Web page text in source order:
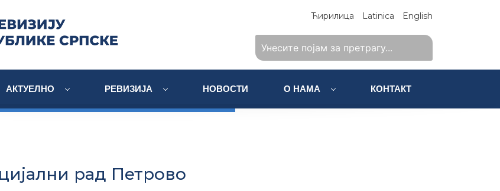
Ћирилица Latinica English
АКТУЕЛНО РЕВИЗИЈА НОВОСТИ О НАМА КОНТАКТ
рад Петрово